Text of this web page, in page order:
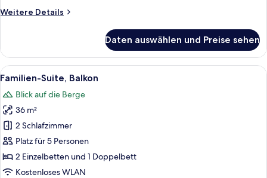
anzeigen
Weitere Details
Weitere
Doppel-
oder
-
Balkon
Daten auswählen und Preise sehen
Alle
Fotos
für
Familien-
Suite,
Balkon
anzeigen
Ein modernes Hotelzimmer mit Bett,
13
Familien-Suite, Balkon
Blick auf die Berge
36 m²
2 Schlafzimmer
Platz für 5 Personen
2 Einzelbetten und 1 Doppelbett
Kostenloses WLAN